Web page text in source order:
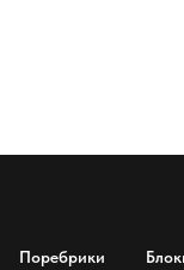
Поребрики